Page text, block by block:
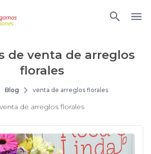
de venta de arreglos
florales
Blog venta de arreglos florales
venta de arreglos florales